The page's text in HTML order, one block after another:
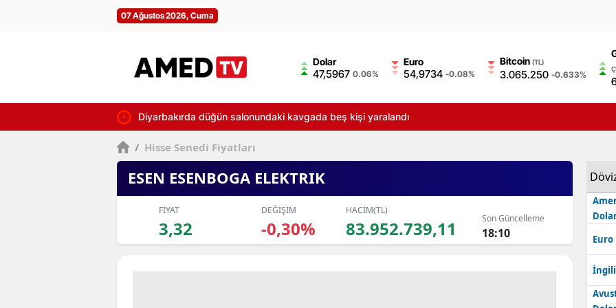
07 Ağustos 2026, Cuma
Dolar
47,5967 0.06%
Euro
54,9734 -0.08%
Bitcoin(TL)
3.065.250 -0.633%
Diyarbakırda düğün salonundaki kavgada beş kişi yaralandı
/ Hisse Senedi Fiyatları
ESEN ESENBOGA ELEKTRIK
FİYAT
3,32
DEĞİŞİM
-0,30%
HACİM(TL)
83.952.739,11 Son Güncelleme
18:10 Euro